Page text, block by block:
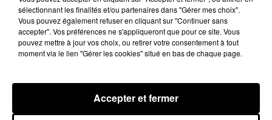
Quatre blessés dont un grave dans un
Le choc a eu lieu dans la matinée, vendredi 7 août à
hauteur de Sainville en direction d'Orléans.
sélectionnant les finalités et/ou partenaires dans "Gérer mes choix".
Vous pouvez également refuser en cliquant sur "Continuer sans
accepter". Vos préférences ne s'appliqueront que pour ce site. Vous
pouvez mettre à jour vos choix, ou retirer votre consentement à tout
moment via le lien "Gérer les cookies" situé en bas de chaque page.
Accepter et fermer